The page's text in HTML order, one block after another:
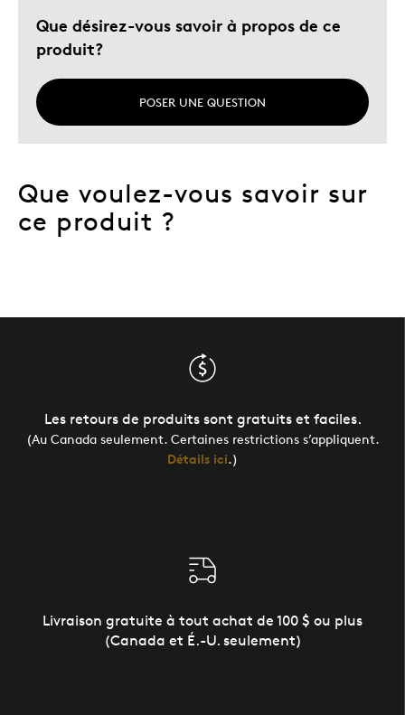
Que désirez-vous savoir à propos de ce
produit?
POSER UNE QUESTION
Que voulez-vous savoir sur
ce produit ?
Les retours de produits sont gratuits et faciles.
(Au Canada seulement. Certaines restrictions s’appliquent.
Détails ici.)
Livraison gratuite à tout achat de 100 $ ou plus
(Canada et É.-U. seulement)